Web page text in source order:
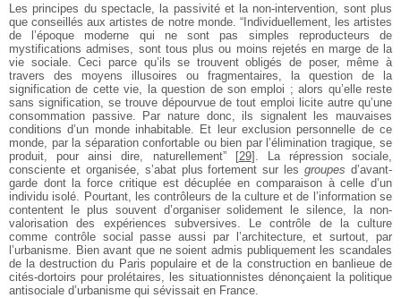
Les principes du spectacle, la passivité et la non-intervention, sont plus
que conseillés aux artistes de notre monde. “Individuellement, les artistes
de l’époque moderne qui ne sont pas simples reproducteurs de
mystifications admises, sont tous plus ou moins rejetés en marge de la
vie sociale. Ceci parce qu’ils se trouvent obligés de poser, même à
travers des moyens illusoires ou fragmentaires, la question de la
signification de cette vie, la question de son emploi ; alors qu’elle reste
sans signification, se trouve dépourvue de tout emploi licite autre qu’une
consommation passive. Par nature donc, ils signalent les mauvaises
conditions d’un monde inhabitable. Et leur exclusion personnelle de ce
monde, par la séparation confortable ou bien par l’élimination tragique, se
produit, pour ainsi dire, naturellement”[29] . La répression sociale,
consciente et organisée, s’abat plus fortement sur lesgroupes d’avant-
garde dont la force critique est décuplée en comparaison à celle d’un
individu isolé. Pourtant, les contrôleurs de la culture et de l’information se
contentent le plus souvent d’organiser solidement le silence, la non-
valorisation des expériences subversives. Le contrôle de la culture
comme contrôle social passe aussi par l’architecture, et surtout, par
l’urbanisme. Bien avant que ne soient admis publiquement les scandales
de la destruction du Paris populaire et de la construction en banlieue de
cités-dortoirs pour prolétaires, les situationnistes dénonçaient la politique
antisociale d’urbanisme qui sévissait en France.